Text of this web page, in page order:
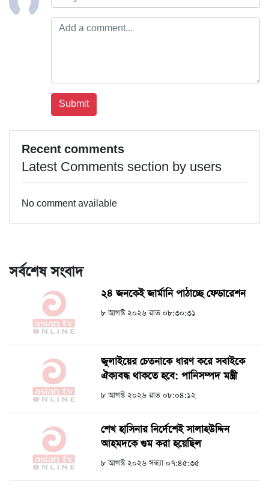
Recent comments
Latest Comments section by users
No comment available
সর্বশেষ সংবাদ
২৪ জনকেই জার্মানি পাঠাচ্ছে ফেডারেশন
৮ আগস্ট ২০২৬ রাত ০৮:৩০:৩১
জুলাইয়ের চেতনাকে ধারণ করে সবাইকে
ঐক্যবদ্ধ থাকতে হবে: পানিসম্পদ মন্ত্রী
৮ আগস্ট ২০২৬ রাত ০৮:০৪:১২
শেখ হাসিনার নির্দেশেই সালাহউদ্দিন
আহমদকে গুম করা হয়েছিল
৮ আগস্ট ২০২৬ সন্ধ্যা ০৭:৪৫:৩৫